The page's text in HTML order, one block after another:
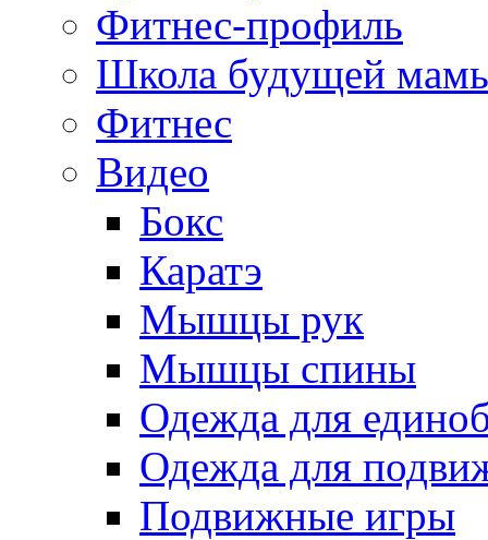
Фитнес-профиль
Школа будущей
Фитнес
Видео
Бокс
Каратэ
Мышцы рук
Мышцы спины
Одежда для
Одежда для
Подвижные игры